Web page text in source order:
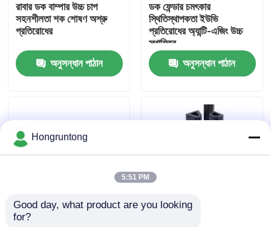
কারখানা ভ্রমণ
গুণমান নিয়ন্ত্রণ
ডক রাবার ফেন্ডার
বায়ুসংক্রান্ত রাবার ফেন্ডার
রাবার ডক বাম্পার উচ্চ চাপ
সহনশীলতা শক শোষণ অশ্রু
প্রতিরোধের
অনুসন্ধান পাঠান
ডক ফেন্ডার চমৎকার
স্থিতিস্থাপকতা ইউভি
প্রতিরোধের অ্যান্টি-এজিং উচ্চ
স্থায়িত্ব
অনুসন্ধান পাঠান
সামুদ্রিক রাবার ফেন্ডার উচ্চ
Hongruntong
5:51 PM
Good day, what product are you looking
for?